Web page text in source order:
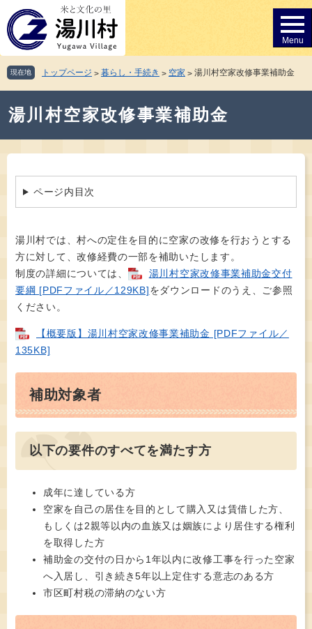
ー
ジ
先
頭
す。
ニ
ュ
を
飛
し
て
本
文
現在地 トップページ > 暮らし・手続き > 空家 > 湯川村空家改修事業補助金
文湯川村空家改修事業補助金
ページ内目次
湯川村では、村への定住を目的に空家の改修を行おうとする
方に対して、改修経費の一部を補助いたします。
制度の詳細については、
湯川村空家改修事業補助金交付
要綱 [PDFファイル／129KB]をダウンロードのうえ、ご参照
ください。​
【概要版】湯川村空家改修事業補助金 [PDFファイル／
135KB]
補助対象者
以下の要件のすべてを満たす方
成年に達している方
空家を自己の居住を目的として購入又は賃借した方、
もしくは2親等以内の血族又は姻族により居住する権利
を取得した方
補助金の交付の日から1年以内に改修工事を行った空家
へ入居し、引き続き5年以上定住する意志のある方
市区町村税の滞納のない方